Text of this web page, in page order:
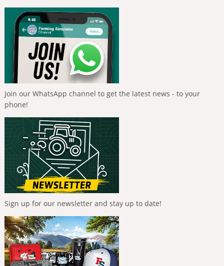
Join our WhatsApp channel to get the latest news - to your
phone!
Sign up for our newsletter and stay up to date!